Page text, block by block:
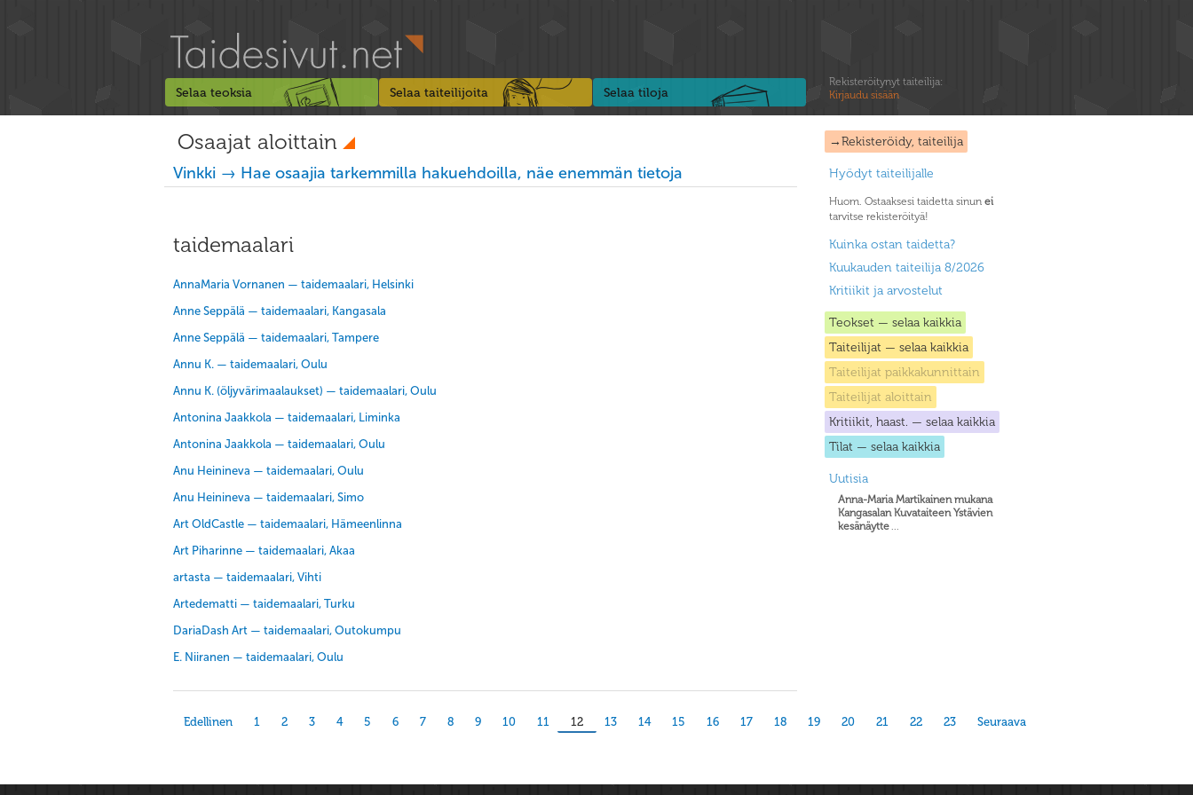
Selaa teoksia Selaa taiteilijoita Selaa tiloja
Rekisteröitynyt taiteilija:
Kirjaudu sisään
→Rekisteröidy, taiteilija
Hyödyt taiteilijalle
Huom. Ostaaksesi taidetta sinun ei
tarvitse rekisteröityä!
Kuinka ostan taidetta?
Kuukauden taiteilija 8/2026
Kritiikit ja arvostelut
Teokset — selaa kaikkia
Taiteilijat — selaa kaikkia
Taiteilijat paikkakunnittain
Taiteilijat aloittain
Kritiikit, haast. — selaa kaikkia
Tilat — selaa kaikkia
Uutisia
Anna-Maria Martikainen mukana
Kangasalan Kuvataiteen Ystävien
kesänäytte...
Osaajat aloittain
Vinkki → Hae osaajia tarkemmilla hakuehdoilla, näe enemmän tietoja
taidemaalari
AnnaMaria Vornanen — taidemaalari, Helsinki
Anne Seppälä — taidemaalari, Kangasala
Anne Seppälä — taidemaalari, Tampere
Annu K. — taidemaalari, Oulu
Annu K. (öljyvärimaalaukset) — taidemaalari, Oulu
Antonina Jaakkola — taidemaalari, Liminka
Antonina Jaakkola — taidemaalari, Oulu
Anu Heinineva — taidemaalari, Oulu
Anu Heinineva — taidemaalari, Simo
Art OldCastle — taidemaalari, Hämeenlinna
Art Piharinne — taidemaalari, Akaa
artasta — taidemaalari, Vihti
Artedematti — taidemaalari, Turku
DariaDash Art — taidemaalari, Outokumpu
E. Niiranen — taidemaalari, Oulu
Edellinen 1 2 3 4 5 6 7 8 9 10 11 12 13 14 15 16 17 18 19 20 21 22 23 Seuraava